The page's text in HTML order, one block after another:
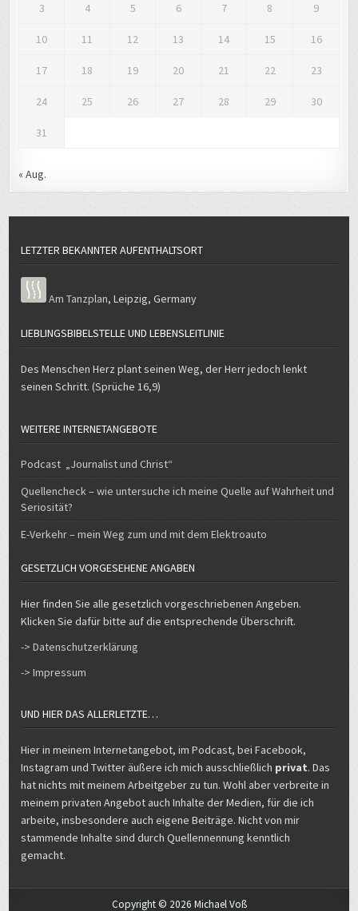
3 4 5 6 7 8 9
10 11 12 13 14 15 16
17 18 19 20 21 22 23
24 25 26 27 28 29 30
31
« Aug.
LETZTER BEKANNTER AUFENTHALTSORT
Am Tanzplan,Leipzig,Germany
LIEBLINGSBIBELSTELLE UND LEBENSLEITLINIE
Des Menschen Herz plant seinen Weg, der Herr jedoch lenkt
seinen Schritt. (Sprüche 16,9)
WEITERE INTERNETANGEBOTE
Podcast „Journalist und Christ“
Quellencheck – wie untersuche ich meine Quelle auf Wahrheit und
Seriosität?
E-Verkehr – mein Weg zum und mit dem Elektroauto
GESETZLICH VORGESEHENE ANGABEN
Hier finden Sie alle gesetzlich vorgeschriebenen Angeben.
Klicken Sie dafür bitte auf die entsprechende Überschrift.
-> Datenschutzerklärung
-> Impressum
UND HIER DAS ALLERLETZTE…
Hier in meinem Internetangebot, im Podcast, bei Facebook,
Instagram und Twitter äußere ich mich ausschließlich privat. Das
hat nichts mit meinem Arbeitgeber zu tun. Wohl aber verbreite in
meinem privaten Angebot auch Inhalte der Medien, für die ich
arbeite, insbesondere auch eigene Beiträge. Nicht von mir
stammende Inhalte sind durch Quellennennung kenntlich
gemacht.
Copyright © 2026 Michael Voß